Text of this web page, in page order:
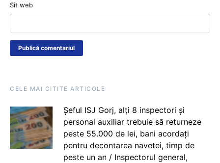
Sit web
CELE MAI CITITE ARTICOLE
Șeful ISJ Gorj, alți 8 inspectori și
personal auxiliar trebuie să returneze
peste 55.000 de lei, bani acordați
pentru decontarea navetei, timp de
peste un an / Inspectorul general,